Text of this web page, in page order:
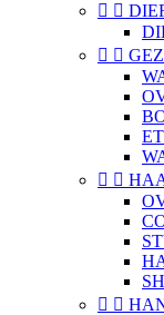
 
 
 
 